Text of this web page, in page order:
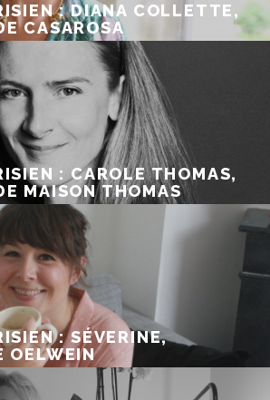
: DIANA COLLETTE,
CASAROSA
: CAROLE THOMAS,
MAISON THOMAS
: SÉVERINE,
OELWEIN